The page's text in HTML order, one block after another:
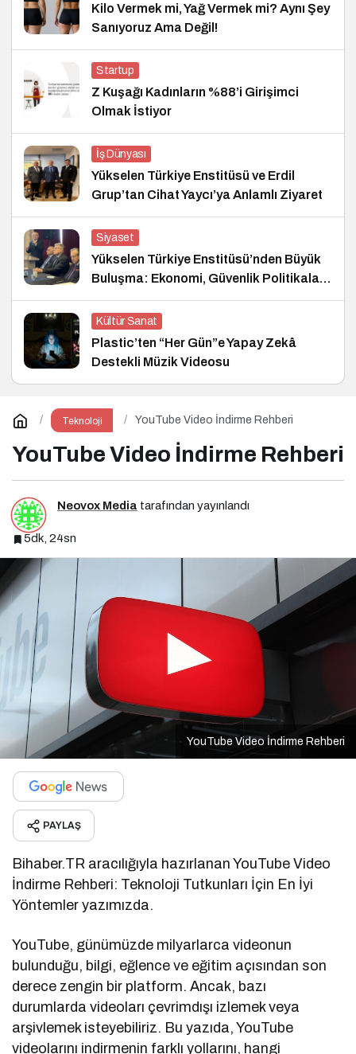
Kilo Vermek mi, Yağ Vermek mi? Aynı Şey
Sanıyoruz Ama Değil!
Startup
Z Kuşağı Kadınların %88’i Girişimci
Olmak İstiyor
İş Dünyası
Yükselen Türkiye Enstitüsü ve Erdil
Grup’tan Cihat Yaycı’ya Anlamlı Ziyaret
Siyaset
Yükselen Türkiye Enstitüsü’nden Büyük
Buluşma: Ekonomi, Güvenlik Politikaları
ve Hukuk Konferansı
Kültür Sanat
Plastic’ten “Her Gün”e Yapay Zekâ
Destekli Müzik Videosu
Teknoloji YouTube Video İndirme Rehberi
YouTube Video İndirme Rehberi
Neovox Media tarafından yayınlandı
5dk, 24sn
YouTube Video İndirme Rehberi
PAYLAŞ
Bihaber.TR aracılığıyla hazırlanan YouTube Video
İndirme Rehberi: Teknoloji Tutkunları İçin En İyi
Yöntemler yazımızda.
YouTube, günümüzde milyarlarca videonun
bulunduğu, bilgi, eğlence ve eğitim açısından son
derece zengin bir platform. Ancak, bazı
durumlarda videoları çevrimdışı izlemek veya
arşivlemek isteyebiliriz. Bu yazıda, YouTube
videolarını indirmenin farklı yollarını, hangi